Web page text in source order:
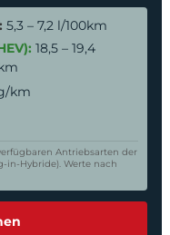
5,3 – 7,2 l/100km
18,5 – 19,4
km
Antriebsarten der
in-Hybride). Werte nach